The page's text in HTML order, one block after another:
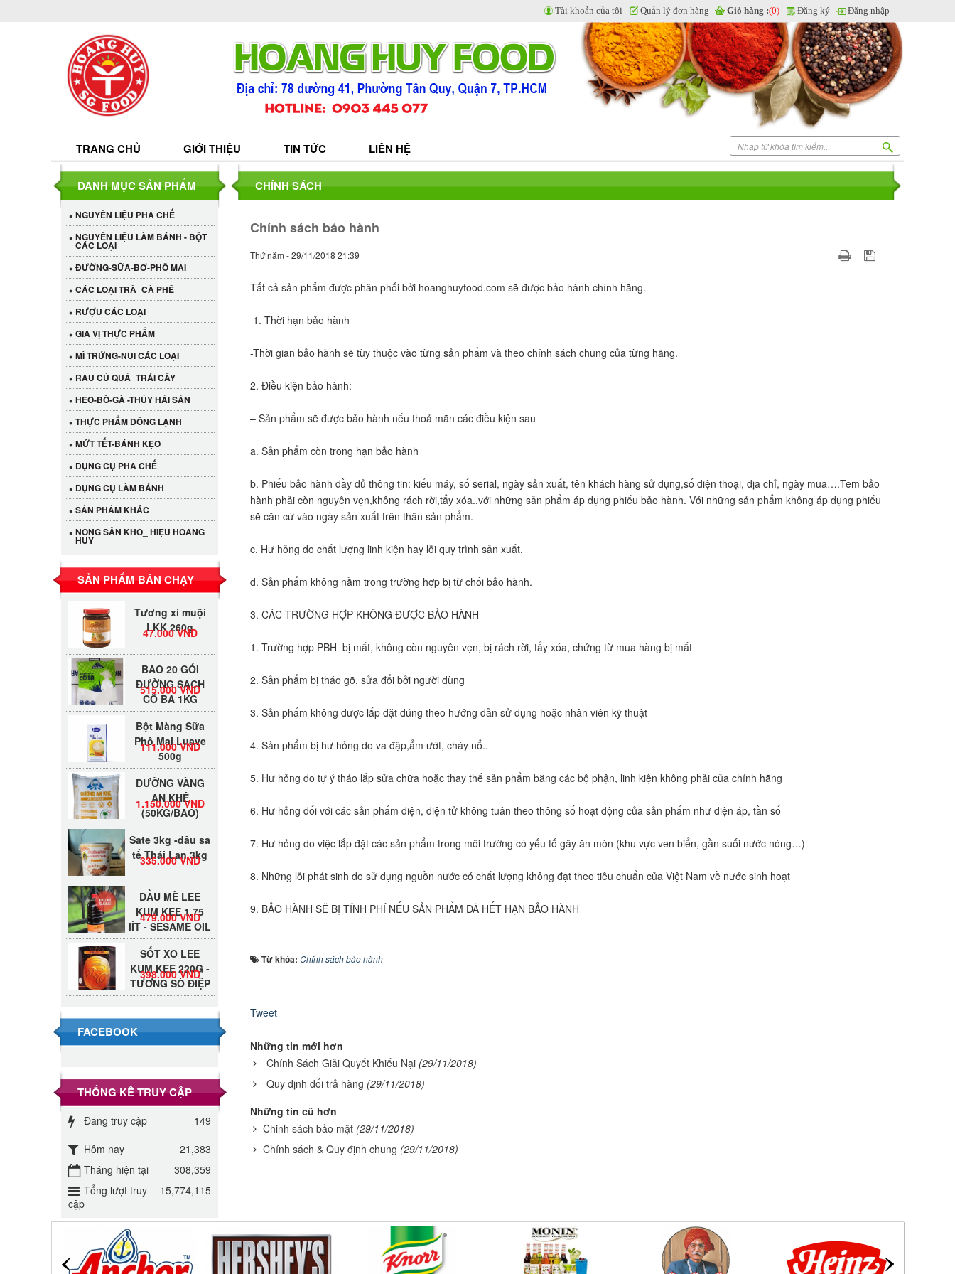
TRANG CHỦ GIỚI THIỆU TIN TỨC LIÊN HỆ
Tài khoản của tôi Quản lý đơn hàng Giỏ hàng :(0) Đăng ký Đăng nhập
CHÍNH SÁCH
Chính sách bảo hành
Thứ năm - 29/11/2018 21:39
Tất cả sản phẩm được phân phối bởi hoanghuyfood.com sẽ được bảo hành chính hãng.
1. Thời hạn bảo hành
-Thời gian bảo hành sẽ tùy thuộc vào từng sản phẩm và theo chính sách chung của từng hãng.
2. Điều kiện bảo hành:
– Sản phẩm sẽ được bảo hành nếu thoả mãn các điều kiện sau
a. Sản phẩm còn trong hạn bảo hành
b. Phiếu bảo hành đầy đủ thông tin: kiểu máy, số serial, ngày sản xuất, tên khách hàng sử dụng,số điện thoại, địa chỉ, ngày mua….Tem bảo
hành phải còn nguyên vẹn,không rách rời,tẩy xóa..với những sản phẩm áp dụng phiếu bảo hành. Với những sản phẩm không áp dụng phiếu
sẽ căn cứ vào ngày sản xuất trên thân sản phẩm.
c. Hư hỏng do chất lượng linh kiện hay lỗi quy trình sản xuất.
d. Sản phẩm không nằm trong trường hợp bị từ chối bảo hành.
3. CÁC TRƯỜNG HỢP KHÔNG ĐƯỢC BẢO HÀNH
1. Trường hợp PBH bị mất, không còn nguyên vẹn, bị rách rời, tẩy xóa, chứng từ mua hàng bị mất
2. Sản phẩm bị tháo gỡ, sửa đổi bởi người dùng
3. Sản phẩm không được lắp đặt đúng theo hướng dẫn sử dụng hoặc nhân viên kỹ thuật
4. Sản phẩm bị hư hỏng do va đập,ẩm ướt, cháy nổ..
5. Hư hỏng do tự ý tháo lắp sửa chữa hoặc thay thế sản phẩm bằng các bộ phận, linh kiện không phải của chính hãng
6. Hư hỏng đối với các sản phẩm điện, điện tử không tuân theo thông số hoạt động của sản phẩm như điện áp, tần số
7. Hư hỏng do việc lắp đặt các sản phẩm trong môi trường có yếu tố gây ăn mòn (khu vực ven biển, gần suối nước nóng…)
8. Những lỗi phát sinh do sử dụng nguồn nước có chất lượng không đạt theo tiêu chuẩn của Việt Nam về nước sinh hoạt
9. BẢO HÀNH SẼ BỊ TÍNH PHÍ NẾU SẢN PHẨM ĐÃ HẾT HẠN BẢO HÀNH
Từ khóa: Chính sách bảo hành
Tweet
Những tin mới hơn
Chính Sách Giải Quyết Khiếu Nại (29/11/2018)
Quy định đổi trả hàng (29/11/2018)
Những tin cũ hơn
Chinh sách bảo mật (29/11/2018)
Chính sách & Quy định chung (29/11/2018)
DANH MỤC SẢN PHẨM
NGUYÊN LIỆU PHA CHẾ
NGUYÊN LIỆU LÀM BÁNH - BỘT
CÁC LOẠI
ĐƯỜNG-SỮA-BƠ-PHÔ MAI
CÁC LOẠI TRÀ_CÀ PHÊ
RƯỢU CÁC LOẠI
GIA VỊ THỰC PHẨM
MÌ TRỨNG-NUI CÁC LOẠI
RAU CỦ QUẢ_TRÁI CÂY
HEO-BÒ-GÀ -THỦY HẢI SẢN
THỰC PHẨM ĐÔNG LẠNH
MỨT TẾT-BÁNH KẸO
DỤNG CỤ PHA CHẾ
DỤNG CỤ LÀM BÁNH
SẢN PHẢM KHÁC
NÔNG SẢN KHÔ_ HIỆU HOÀNG
HUY
SẢN PHẨM BÁN CHẠY
Cần Tây Đà Lạt
40.000 VND
LKK 260g
530.000 VND
LKK 260g
47.000 VND
BAO 20 GÓI
ĐƯỜNG SẠCH
CÔ BA 1KG
515.000 VND
Phô Mai Luave
500g
111.000 VND
ĐƯỜNG VÀNG
AN KHÊ
(50KG/BAO)
1.150.000 VND
Sate 3kg -dầu sa
tế Thái Lan 3kg
335.000 VND
DẦU MÈ LEE
KUM KEE 1.75
lÍT - SESAME OIL
(BLENDED)
479.000 VND
SỐT XO LEE
KUM KEE 220G -
TƯƠNG SÒ ĐIỆP
398.000 VND
1kg
40.000 VND
345.000 VND
Đường phèn
Long An bao
10kg
Đường mía thiên
nhiên Biên Hòa
32.000 VND
HÒA 1KG
27.000 VND
FACEBOOK
THỐNG KÊ TRUY CẬP
Đang truy cập
149
Hôm nay
21,383
Tháng hiện tại
308,359
Tổng lượt truy
cập
15,774,115